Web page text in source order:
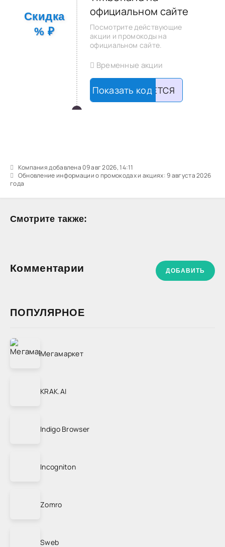
Скидка
% ₽
официальном сайте
Посмотрите действующие
акции и промокоды на
официальном сайте.
Временные акции
НЕ ТРЕБУЕТСЯ
Компания добавлена 09 авг 2026, 14:11
Обновление информации о промокодах и акциях: 9 августа 2026
года
Смотрите также:
Комментарии ДОБАВИТЬ
ПОПУЛЯРНОЕ
Мегамаркет
KRAK.AI
Indigo Browser
Incogniton
Zomro
Sweb